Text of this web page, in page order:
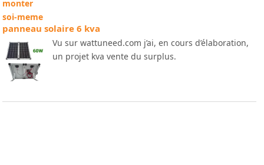
panneau solaire 6 kva
Vu sur wattuneed.com j’ai, en cours d’élaboration,
un projet kva vente du surplus.